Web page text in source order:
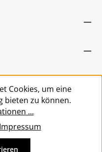
Felder sind
Cookies, um eine
bieten zu können.
...
Impressum